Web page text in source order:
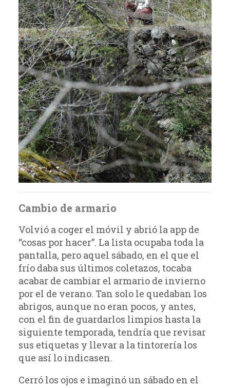
Cambio de armario
Volvió a coger el móvil y abrió la app de
“cosas por hacer”. La lista ocupaba toda la
pantalla, pero aquel sábado, en el que el
frío daba sus últimos coletazos, tocaba
acabar de cambiar el armario de invierno
por el de verano. Tan solo le quedaban los
abrigos, aunque no eran pocos, y antes,
con el fin de guardarlos limpios hasta la
siguiente temporada, tendría que revisar
sus etiquetas y llevar a la tintorería los
que así lo indicasen.
Cerró los ojos e imaginó un sábado en el